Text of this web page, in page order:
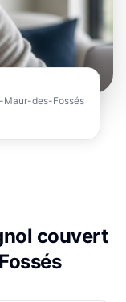
Maur-des-Fossés
couvert